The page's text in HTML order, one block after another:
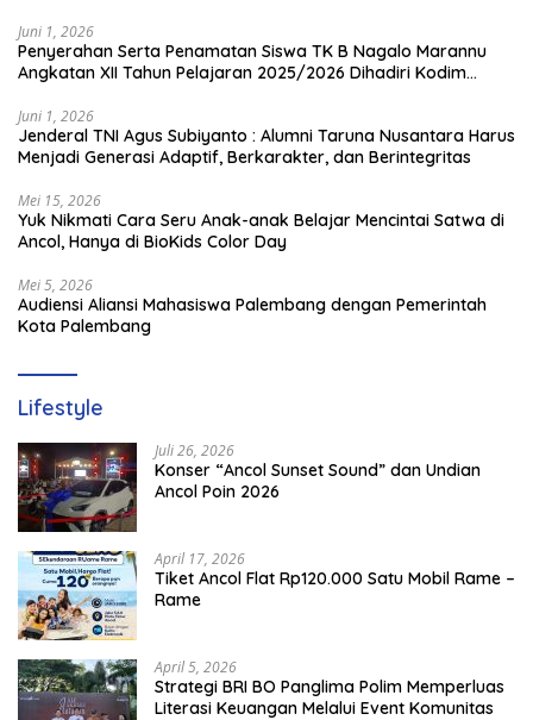
Juni 1, 2026
Penyerahan Serta Penamatan Siswa TK B Nagalo Marannu
Angkatan XII Tahun Pelajaran 2025/2026 Dihadiri Kodim
Juni 1, 2026
Jenderal TNI Agus Subiyanto : Alumni Taruna Nusantara Harus
Menjadi Generasi Adaptif, Berkarakter, dan Berintegritas
Mei 15, 2026
Yuk Nikmati Cara Seru Anak-anak Belajar Mencintai Satwa di
Ancol, Hanya di BioKids Color Day
Mei 5, 2026
Audiensi Aliansi Mahasiswa Palembang dengan Pemerintah
Kota Palembang
Lifestyle
Juli 26, 2026
Konser “Ancol Sunset Sound” dan Undian
Ancol Poin 2026
April 17, 2026
Tiket Ancol Flat Rp120.000 Satu Mobil Rame –
Rame
April 5, 2026
​Strategi BRI BO Panglima Polim Memperluas
Literasi Keuangan Melalui Event Komunitas